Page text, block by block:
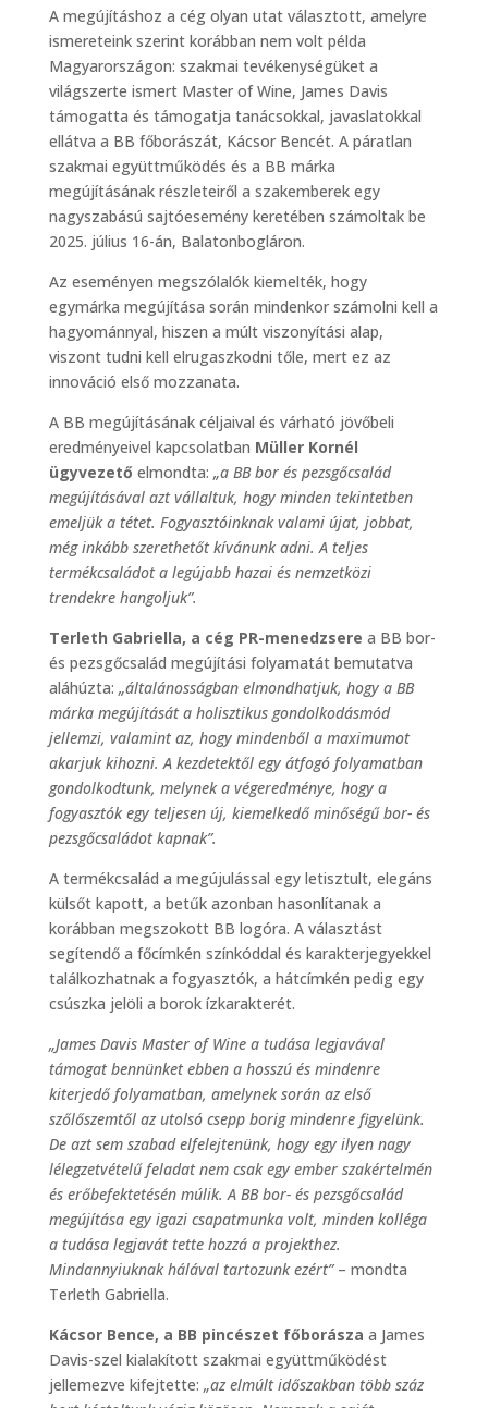
A megújításhoz a cég olyan utat választott, amelyre
ismereteink szerint korábban nem volt példa
Magyarországon: szakmai tevékenységüket a
világszerte ismert Master of Wine, James Davis
támogatta és támogatja tanácsokkal, javaslatokkal
ellátva a BB főborászát, Kácsor Bencét. A páratlan
szakmai együttműködés és a BB márka
megújításának részleteiről a szakemberek egy
nagyszabású sajtóesemény keretében számoltak be
2025. július 16-án, Balatonbogláron.
Az eseményen megszólalók kiemelték, hogy
egymárka megújítása során mindenkor számolni kell a
hagyománnyal, hiszen a múlt viszonyítási alap,
viszont tudni kell elrugaszkodni tőle, mert ez az
innováció első mozzanata.
A BB megújításának céljaival és várható jövőbeli
eredményeivel kapcsolatban Müller Kornél
ügyvezetőelmondta: „a BB bor és pezsgőcsalád
megújításával azt vállaltuk, hogy minden tekintetben
emeljük a tétet. Fogyasztóinknak valami újat, jobbat,
még inkább szerethetőt kívánunk adni. A teljes
termékcsaládot a legújabb hazai és nemzetközi
trendekre hangoljuk”.
Terleth Gabriella, a cég PR-menedzsere a BB bor-
és pezsgőcsalád megújítási folyamatát bemutatva
aláhúzta: „általánosságban elmondhatjuk, hogy a BB
márka megújítását a holisztikus gondolkodásmód
jellemzi, valamint az, hogy mindenből a maximumot
akarjuk kihozni. A kezdetektől egy átfogó folyamatban
gondolkodtunk, melynek a végeredménye, hogy a
fogyasztók egy teljesen új, kiemelkedő minőségű bor- és
pezsgőcsaládot kapnak”.
A termékcsalád a megújulással egy letisztult, elegáns
külsőt kapott, a betűk azonban hasonlítanak a
korábban megszokott BB logóra. A választást
segítendő a főcímkén színkóddal és karakterjegyekkel
találkozhatnak a fogyasztók, a hátcímkén pedig egy
csúszka jelöli a borok ízkarakterét.
„James Davis Master of Wine a tudása legjavával
támogat bennünket ebben a hosszú és mindenre
kiterjedő folyamatban, amelynek során az első
szőlőszemtől az utolsó csepp borig mindenre figyelünk.
De azt sem szabad elfelejtenünk, hogy egy ilyen nagy
lélegzetvételű feladat nem csak egy ember szakértelmén
és erőbefektetésén múlik. A BB bor- és pezsgőcsalád
megújítása egy igazi csapatmunka volt, minden kolléga
a tudása legjavát tette hozzá a projekthez.
Mindannyiuknak hálával tartozunk ezért”– mondta
Terleth Gabriella.
Kácsor Bence, a BB pincészet főborásza a James
Davis-szel kialakított szakmai együttműködést
jellemezve kifejtette: „az elmúlt időszakban több száz